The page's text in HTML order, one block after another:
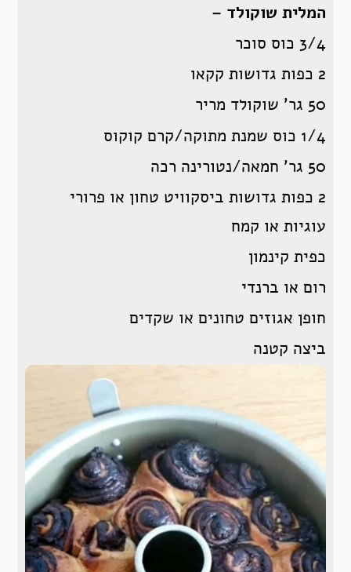
המלית שוקולד –
3/4 כוס סוכר
2 כפות גדושות קקאו
50 גר’ שוקולד מריר
1/4 כוס שמנת מתוקה/קרם קוקוס
50 גר’ חמאה/נטורינה רכה
2 כפות גדושות ביסקוויט טחון או פרורי
עוגיות או קמח
כפית קינמון
רום או ברנדי
חופן אגוזים טחונים או שקדים
ביצה קטנה